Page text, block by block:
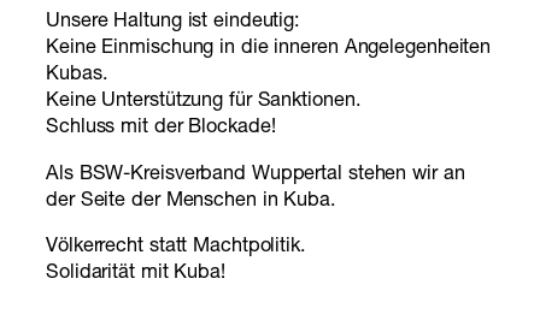
Unsere Haltung ist eindeutig:
Keine Einmischung in die inneren Angelegenheiten
Kubas.
Keine Unterstützung für Sanktionen.
Schluss mit der Blockade!
Als BSW-Kreisverband Wuppertal stehen wir an
der Seite der Menschen in Kuba.
Völkerrecht statt Machtpolitik.
Solidarität mit Kuba!